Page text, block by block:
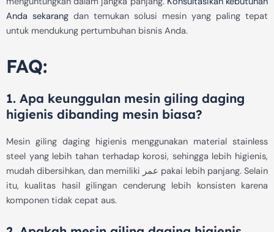
Anda sekarang dan temukan solusi mesin yang paling tepat
untuk mendukung pertumbuhan bisnis Anda.
FAQ:
1. Apa keunggulan mesin giling daging
higienis dibanding mesin biasa?
Mesin giling daging higienis menggunakan material stainless
steel yang lebih tahan terhadap korosi, sehingga lebih higienis,
mudah dibersihkan, dan memiliki عمر pakai lebih panjang. Selain
itu, kualitas hasil gilingan cenderung lebih konsisten karena
komponen tidak cepat aus.